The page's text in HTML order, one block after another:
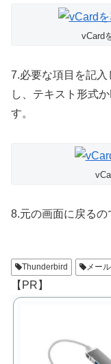
vCard
7.必要な項目を記
し、テキスト形式
す。
8.元の画面に戻るの
Thunderbird メール
【PR】